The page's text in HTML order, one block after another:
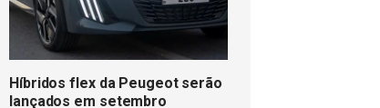
Híbridos flex da Peugeot serão
lançados em setembro